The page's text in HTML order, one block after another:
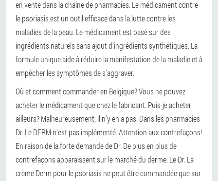
en vente dans la chaîne de pharmacies. Le médicament contre
le psoriasis est un outil efficace dans la lutte contre les
maladies de la peau. Le médicament est basé sur des
ingrédients naturels sans ajout d'ingrédients synthétiques. La
formule unique aide à réduire la manifestation de la maladie et à
empêcher les symptômes de s'aggraver.
Où et comment commander en Belgique? Vous ne pouvez
acheter le médicament que chez le fabricant. Puis-je acheter
ailleurs? Malheureusement, il n'y en a pas. Dans les pharmacies
Dr. Le DERM n'est pas implémenté. Attention aux contrefaçons!
En raison de la forte demande de Dr. De plus en plus de
contrefaçons apparaissent sur le marché du derme. Le Dr. La
crème Derm pour le psoriasis ne peut être commandée que sur